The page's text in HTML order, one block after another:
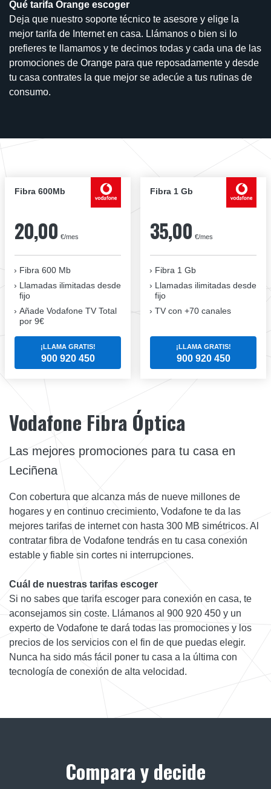
Qué tarifa Orange escoger
Deja que nuestro soporte técnico te asesore y elige la
mejor tarifa de Internet en casa. Llámanos o bien si lo
prefieres te llamamos y te decimos todas y cada una de las
promociones de Orange para que reposadamente y desde
tu casa contrates la que mejor se adecúe a tus rutinas de
consumo.
Fibra 600Mb
20,00 €/mes
Fibra 600 Mb
Llamadas ilimitadas desde
fijo
Añade Vodafone TV Total
por 9€
¡LLAMA GRATIS!
900 920 450
Fibra 1 Gb
35,00 €/mes
Fibra 1 Gb
Llamadas ilimitadas desde
fijo
TV con +70 canales
¡LLAMA GRATIS!
900 920 450
Vodafone Fibra Óptica
Las mejores promociones para tu casa en
Leciñena
Con cobertura que alcanza más de nueve millones de
hogares y en continuo crecimiento, Vodafone te da las
mejores tarifas de internet con hasta 300 MB simétricos. Al
contratar fibra de Vodafone tendrás en tu casa conexión
estable y fiable sin cortes ni interrupciones.
Cuál de nuestras tarifas escoger
Si no sabes que tarifa escoger para conexión en casa, te
aconsejamos sin coste. Llámanos al 900 920 450 y un
experto de Vodafone te dará todas las promociones y los
precios de los servicios con el fin de que puedas elegir.
Nunca ha sido más fácil poner tu casa a la última con
tecnología de conexión de alta velocidad.
Compara y decide